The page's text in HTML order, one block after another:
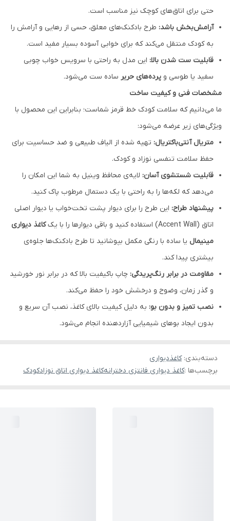
حتی برای اتاق‌های کوچک نیز مناسب است.
آرامش‌بخش باشد: طرح بادکنک‌های معلق، حسی از رهایی و آرامش را
به کودک منتقل می‌کند که برای خوابی آسوده بسیار مفید است.
قابلیت ست شدن بالا: این مدل به راحتی با سرویس خواب چوبی
سفید یا طوسی و پرده‌های حریر ساده ست می‌شود.
مشخصات فنی و کیفیت ساخت
ما می‌دانیم که سلامت کودک خط قرمز شماست؛ بنابراین این محصول با
ویژگی‌های زیر عرضه می‌شود:
متریال آنتی‌باکتریال: تهیه شده از الیاف طبیعی و ضد حساسیت برای
حفظ سلامت تنفسی نوزاد و کودک.
قابلیت شستشوی آسان: لایه‌ی محافظ وینیل به شما این امکان را
می‌دهد که لکه‌ها را به راحتی با یک دستمال مرطوب پاک کنید.
پیشنهاد طراح: این طرح را برای دیوار پشت تخت‌خواب یا دیوار اصلی
اتاق (Accent Wall) استفاده کنید و باقی دیوارها را با یک
کاغذ دیواری
مینیمال یا ساده با رنگی مکمل بپوشانید تا طرح بادکنک‌ها جلوه‌ی
بیشتری پیدا کند.
مقاومت در برابر رنگ‌پریدگی: چاپ باکیفیت بالا که در برابر نور خورشید
و گذر زمان، وضوح و درخشش خود را حفظ می‌کند.
نصب تمیز و بدون بو: به دلیل کیفیت بالای کاغذ، نصب آن سریع و
بدون ایجاد بوهای شیمیایی آزاردهنده انجام می‌شود.
دسته‌بندی:کاغذدیواری
برچسب‌ها :کاغذ دیواری فانتزی دخترانهکاغذ دیواری اتاق نوزادکودک